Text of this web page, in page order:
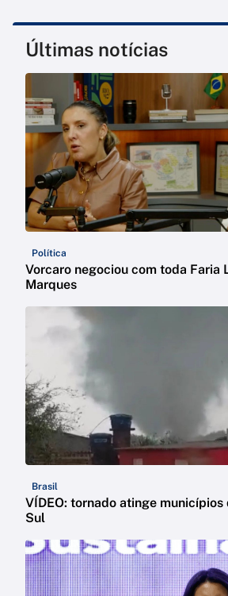
Últimas notícias
Política
Vorcaro negociou com toda Faria
Marques
Brasil
VÍDEO: tornado atinge municípios
Sul